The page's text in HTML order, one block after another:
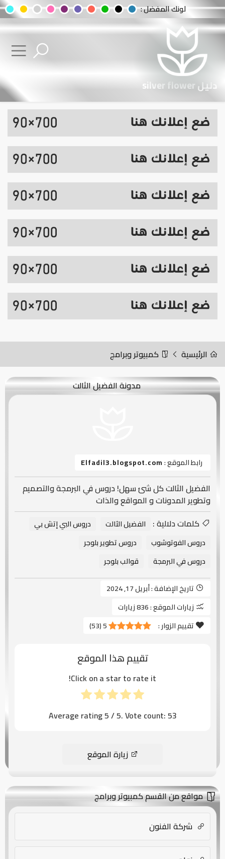
لونك المفضل :
دليل silver flower
الرئيسية كمبيوتر وبرامج
مدونة الفضيل الثالت
رابط الموقع :Elfadil3.blogspot.com
الفضيل الثالت كل شئ سهل! دروس في البرمجة والتصميم
وتطوير المدونات و المواقع والذات
كلمات دلالية :
الفضيل الثالت
دروس البي إتش بي
دروس الفوتوشوب
دروس تطوير بلوجر
دروس في البرمجة
قوالب بلوجر
تاريخ الإضافة :أبريل 17, 2024
زيارات الموقع :836 زيارات
تقييم الزوار :
5
(
53
)
تقييم هذا الموقع
Click on a star to rate it!
Average rating5/ 5. Vote count:53
زيارة الموقع
مواقع من القسم كمبيوتر وبرامج
شركة الفنون